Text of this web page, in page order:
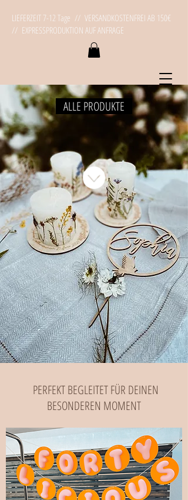
LIEFERZEIT 7-12 Tage // VERSANDKOSTENFREI AB 150€
// EXPRESSPRODUKTION AUF ANFRAGE
ALLE PRODUKTE
PERFEKT BEGLEITET FÜR DEINEN
BESONDEREN MOMENT